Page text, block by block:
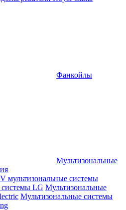
Фанкойлы
Мультизональные
мультизональные системы
LG Мультизональные
Мультизональные системы